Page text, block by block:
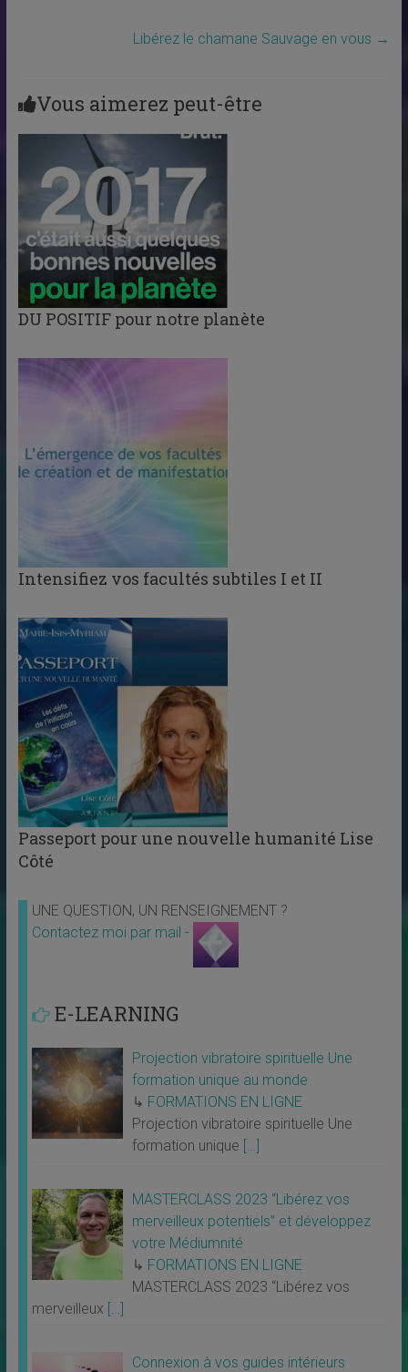
Libérez le chamane Sauvage en vous →
Vous aimerez peut-être
DU POSITIF pour notre planète
Intensifiez vos facultés subtiles I et II
Passeport pour une nouvelle humanité Lise
Côté
UNE QUESTION, UN RENSEIGNEMENT ?
Contactez moi par mail -
E-LEARNING
Projection vibratoire spirituelle Une
formation unique au monde
↳ FORMATIONS EN LIGNE
Projection vibratoire spirituelle Une
formation unique […]
MASTERCLASS 2023 “Libérez vos
merveilleux potentiels” et développez
votre Médiumnité
↳ FORMATIONS EN LIGNE
MASTERCLASS 2023 “Libérez vos
merveilleux […]
Connexion à vos guides intérieurs